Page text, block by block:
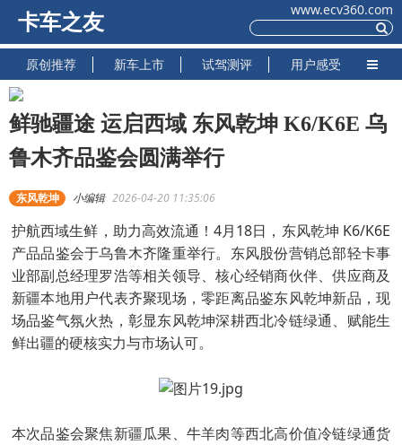
卡车之友
www.ecv360.com
原创推荐 新车上市 试驾测评 用户感受
鲜驰疆途 运启西域 东风乾坤 K6/K6E 乌
鲁木齐品鉴会圆满举行
东风乾坤 小编辑 2026-04-20 11:35:06
护航西域生鲜，助力高效流通！4月18日，东风乾坤 K6/K6E
产品品鉴会于乌鲁木齐隆重举行。东风股份营销总部轻卡事
业部副总经理罗浩等相关领导、核心经销商伙伴、供应商及
新疆本地用户代表齐聚现场，零距离品鉴东风乾坤新品，现
场品鉴气氛火热，彰显东风乾坤深耕西北冷链绿通、赋能生
鲜出疆的硬核实力与市场认可。
本次品鉴会聚焦新疆瓜果、牛羊肉等西北高价值冷链绿通货